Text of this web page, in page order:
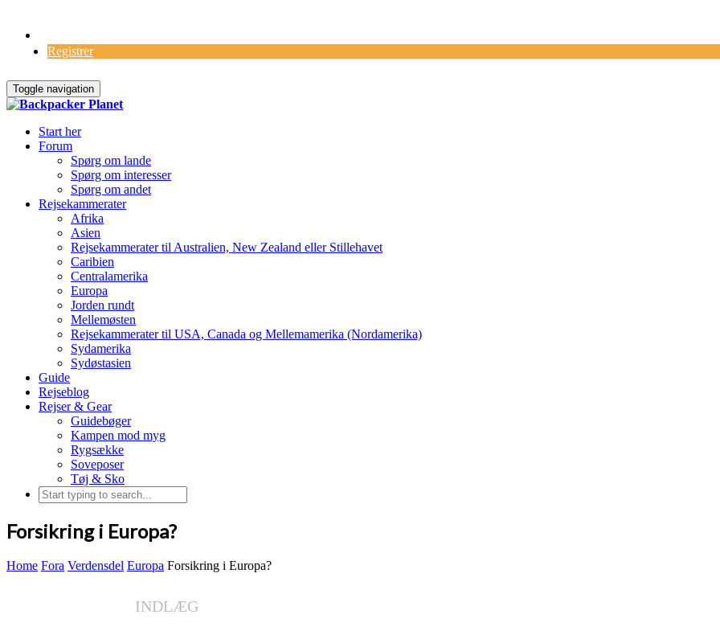
Registrer
Toggle navigation
Start her
Forum
Spørg om lande
Spørg om interesser
Spørg om andet
Rejsekammerater
Afrika
Asien
Rejsekammerater til Australien, New Zealand eller Stillehavet
Caribien
Centralamerika
Europa
Jorden rundt
Mellemøsten
Rejsekammerater til USA, Canada og Mellemamerika (Nordamerika)
Sydamerika
Sydøstasien
Guide
Rejseblog
Rejser & Gear
Guidebøger
Kampen mod myg
Rygsække
Soveposer
Tøj & Sko
Forsikring i Europa?
Home Fora Verdensdel Europa Forsikring i Europa?
INDLÆG